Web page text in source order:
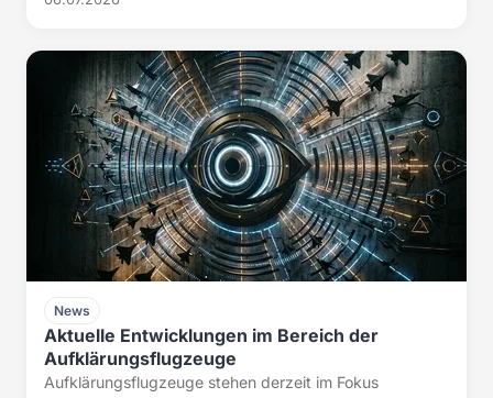
News
Aktuelle Entwicklungen im Bereich der
Aufklärungsflugzeuge
Aufklärungsflugzeuge stehen derzeit im Fokus